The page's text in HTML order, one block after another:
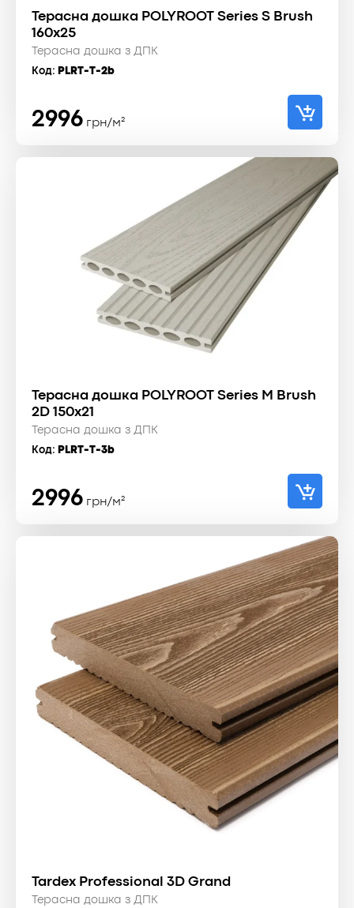
Терасна дошка POLYROOT Series S Brush
160x25
Терасна дошка з ДПК
Код: PLRT-T-2b
2996 грн/м²
Терасна дошка POLYROOT Series M Brush
2D 150x21
Терасна дошка з ДПК
Код: PLRT-T-3b
2996 грн/м²
Tardex Professional 3D Grand
Терасна дошка з ДПК